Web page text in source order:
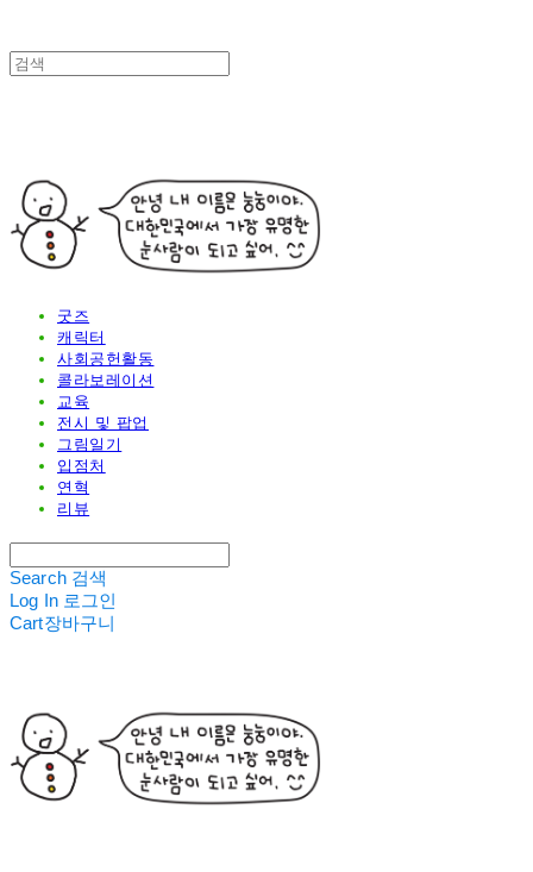
굿즈
캐릭터
사회공헌활동
콜라보레이션
교육
전시 및 팝업
그림일기
입점처
연혁
리뷰
Search 검색
Log In 로그인
Cart장바구니